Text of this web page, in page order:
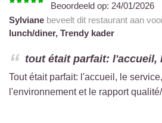
Beoordeeld op: 24/01/2026
Sylviane beveelt dit restaurant aan
lunch/diner, Trendy kader
tout était parfait: l'accueil,
Tout était parfait: l'accueil, le
l'environnement et le rapport